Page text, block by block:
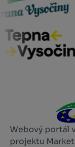
Webový portál
projektu